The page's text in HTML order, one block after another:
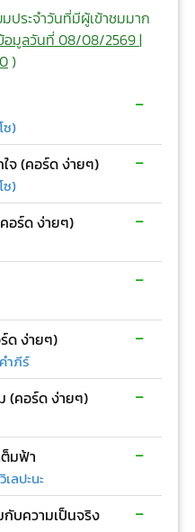
ระจำวันที่มีผู้เข้าชมมาก
อมูลวันที่ 08/08/2569 |
)
ซ)
-
จ (คอร์ด ง่ายๆ)
ซ)
-
อร์ด ง่ายๆ) -
-
ด ง่ายๆ)
ำภีร์
-
(คอร์ด ง่ายๆ) -
มฟ้า
เลปะนะ
-
บความเป็นจริง -